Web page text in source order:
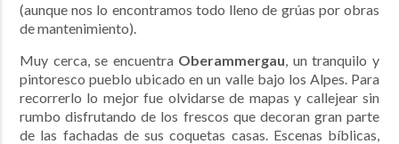
(aunque nos lo encontramos todo lleno de grúas por obras
de mantenimiento).
Muy cerca, se encuentra Oberammergau, un tranquilo y
pintoresco pueblo ubicado en un valle bajo los Alpes. Para
recorrerlo lo mejor fue olvidarse de mapas y callejear sin
rumbo disfrutando de los frescos que decoran gran parte
de las fachadas de sus coquetas casas. Escenas bíblicas,